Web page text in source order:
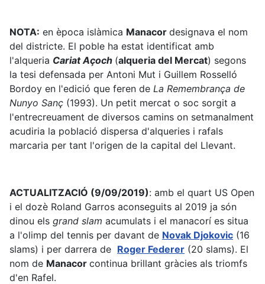
NOTA: en època islàmica Manacor designava el nom
del districte. El poble ha estat identificat amb
l'alqueria Cariat Açoch (alqueria del Mercat) segons
la tesi defensada per Antoni Mut i Guillem Rosselló
Bordoy en l'edició que feren de La Remembrança de
Nunyo Sanç (1993). Un petit mercat o soc sorgit a
l'entrecreuament de diversos camins on setmanalment
acudiria la població dispersa d'alqueries i rafals
marcaria per tant l'origen de la capital del Llevant.
ACTUALITZACIÓ (9/09/2019): amb el quart US Open
i el dozè Roland Garros aconseguits al 2019 ja són
dinou els grand slam acumulats i el manacorí es situa
a l'olimp del tennis per davant de Novak Djokovic (16
slams) i per darrera de Roger Federer (20 slams). El
nom de Manacor continua brillant gràcies als triomfs
d'en Rafel.